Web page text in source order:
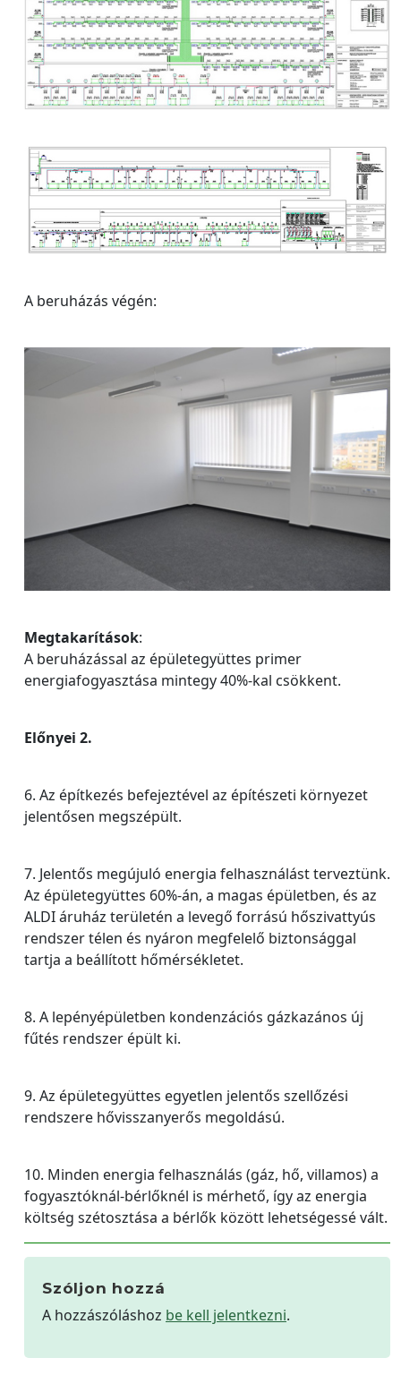
A beruházás végén:
Megtakarítások:
A beruházással az épületegyüttes primer
energiafogyasztása mintegy 40%-kal csökkent.
Előnyei 2.
6. Az építkezés befejeztével az építészeti környezet
jelentősen megszépült.
7. Jelentős megújuló energia felhasználást terveztünk.
Az épületegyüttes 60%-án, a magas épületben, és az
ALDI áruház területén a levegő forrású hőszivattyús
rendszer télen és nyáron megfelelő biztonsággal
tartja a beállított hőmérsékletet.
8. A lepényépületben kondenzációs gázkazános új
fűtés rendszer épült ki.
9. Az épületegyüttes egyetlen jelentős szellőzési
rendszere hővisszanyerős megoldású.
10. Minden energia felhasználás (gáz, hő, villamos) a
fogyasztóknál-bérlőknél is mérhető, így az energia
költség szétosztása a bérlők között lehetségessé vált.
Szóljon hozzá
A hozzászóláshoz be kell jelentkezni.